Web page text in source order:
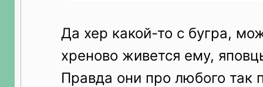
Да хер какой-то с бугра,
хреново живется ему,
Правда они про любого так